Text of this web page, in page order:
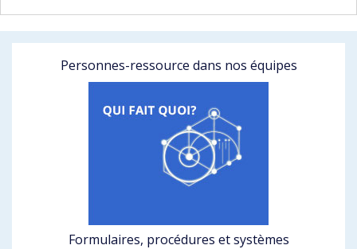
Personnes-ressource dans nos équipes
Formulaires, procédures et systèmes